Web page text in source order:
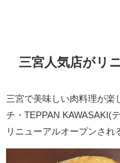
三宮人気店がリ
三宮で美味しい肉料理が楽
チ・TEPPAN KAWASAKI(
リニューアルオープンされ